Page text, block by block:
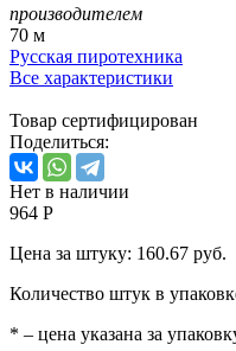
производителем
70 м
Русская пиротехника
Все характеристики
Товар сертифицирован
Поделиться:
Нет в наличии
964 Р
Цена за штуку: 160.67 руб.
Количество штук в
* – цена указана за